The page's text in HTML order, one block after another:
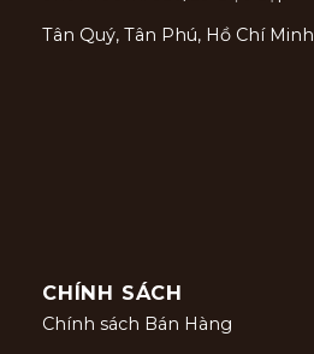
Tân Quý, Tân Phú, Hồ Chí Minh
CHÍNH SÁCH
Chính sách Bán Hàng